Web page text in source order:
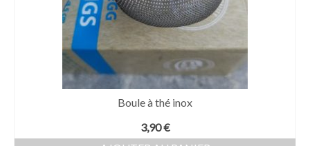
Boule à thé inox
3,90€